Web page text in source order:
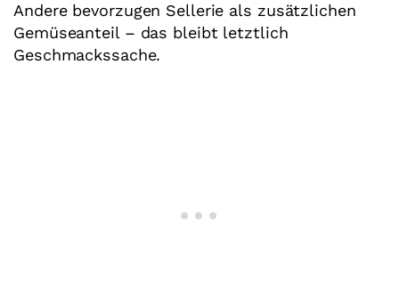
Andere bevorzugen Sellerie als zusätzlichen
Gemüseanteil – das bleibt letztlich
Geschmackssache.